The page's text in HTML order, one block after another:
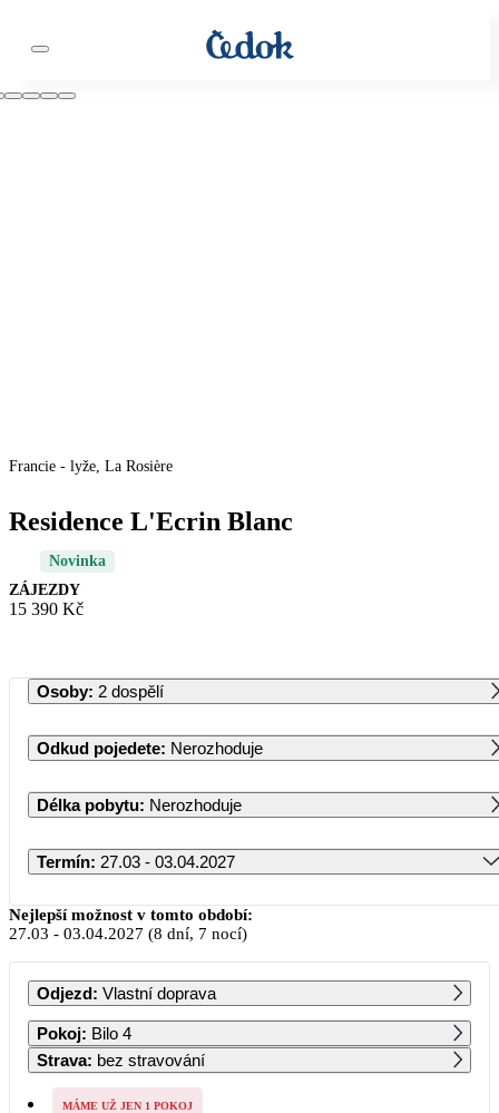
Francie - lyže, La Rosière
Residence L'Ecrin Blanc
Novinka
ZÁJEZDY
15 390 Kč
Osoby: 2 dospělí
Odkud pojedete: Nerozhoduje
Délka pobytu: Nerozhoduje
Termín: 27.03 - 03.04.2027
Březen 2027
PO ÚT ST ČT PÁ SO NE
1 2 3 4 5 6 7
8 9 10 11 12 13 14
Nejlepší možnost v tomto období:
27.03 - 03.04.2027 (8 dní, 7 nocí)
Odjezd: Vlastní doprava
Pokoj: Bilo 4
Strava: bez stravování
MÁME UŽ JEN 1 POKOJ